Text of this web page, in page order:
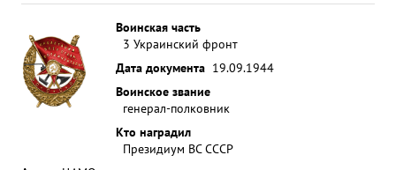
Воинская часть
3 Украинский фронт
Дата документа 19.09.1944
Воинское звание
генерал-полковник
Кто наградил
Президиум ВС СССР